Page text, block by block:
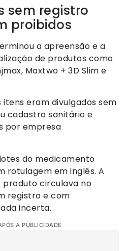
sem registro
proibidos
a apreensão e a
de produtos como
Maxtwo + 3D Slim e
itens eram divulgados sem
cadastro sanitário e
por empresa
do medicamento
rotulagem em inglês. A
produto circulava no
registro e com
incerta.
A PUBLICIDADE